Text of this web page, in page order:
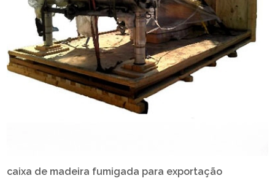
caixa de madeira fumigada para exportação